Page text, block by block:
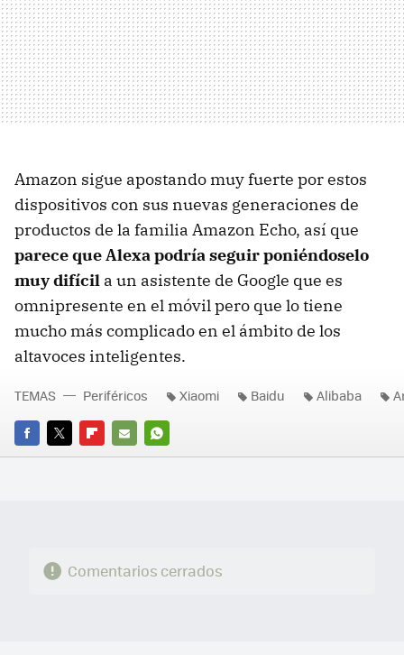
Amazon sigue apostando muy fuerte por estos
dispositivos con sus nuevas generaciones de
productos de la familia Amazon Echo, así que
parece que Alexa podría seguir poniéndoselo
muy difícil a un asistente de Google que es
omnipresente en el móvil pero que lo tiene
mucho más complicado en el ámbito de los
altavoces inteligentes.
FACEBOOK
TWITTERFLIPBOARD
E-
WHATSAPP
TEMAS Periféricos Xiaomi Baidu Alibaba
Comentarios cerrados